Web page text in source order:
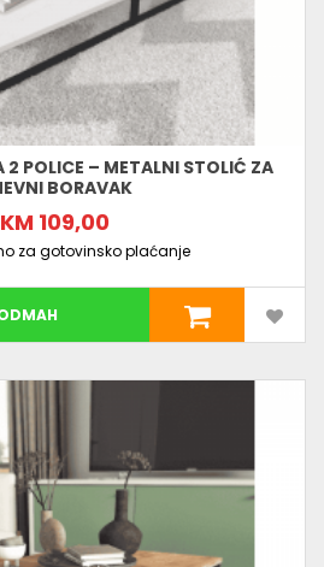
2 POLICE – METALNI STOLIĆ ZA
BORAVAK
KM 109,00
za gotovinsko plaćanje